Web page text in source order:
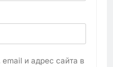
и адрес сайта в